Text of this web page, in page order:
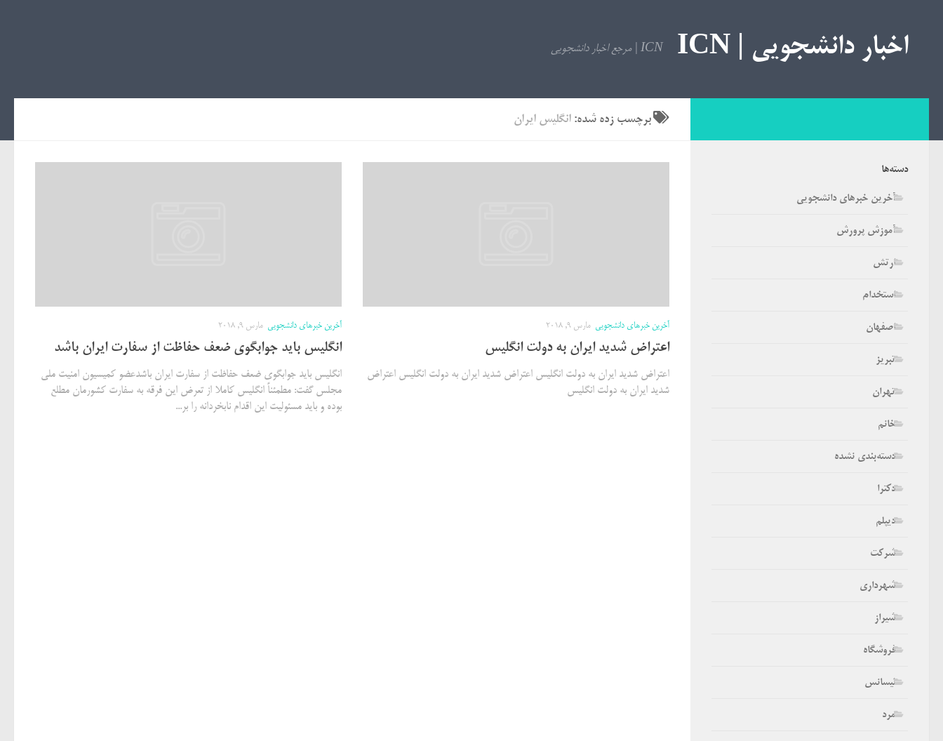
اخبار دانشجویی | ICN ICN | مرجع اخبار دانشجویی
برچسب زده شده: انگلیس ایران
آخرین خبرهای دانشجویی مارس 9, 2018
اعتراض شدید ایران به دولت انگلیس
اعتراض شدید ایران به دولت انگلیس اعتراض شدید ایران به دولت انگلیس اعتراض
شدید ایران به دولت انگلیس
آخرین خبرهای دانشجویی مارس 9, 2018
انگلیس باید جوابگوی ضعف حفاظت از سفارت ایران باشد
انگلیس باید جوابگوی ضعف حفاظت از سفارت ایران باشدعضو کمیسیون امنیت ملی
مجلس گفت: مطمئناً انگلیس کاملا از تعرض این فرقه به سفارت کشورمان مطلع
بوده و باید مسئولیت این اقدام نابخردانه را بر...
دسته‌ها
آخرین خبرهای دانشجویی
آموزش پرورش
ارتش
استخدام
اصفهان
تبریز
تهران
خانم
دسته‌بندی نشده
دکترا
دیپلم
شرکت
شهرداری
شیراز
فروشگاه
لیسانس
مرد